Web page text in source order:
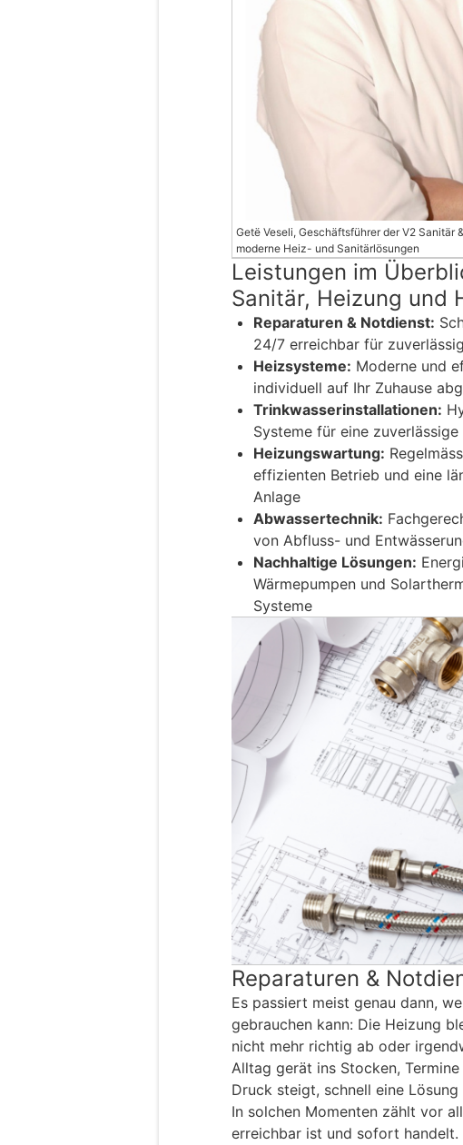
Getë Veseli, Geschäftsführer der V2 Sanitär
moderne Heiz- und Sanitärlösungen
Leistungen im
Sanitär, Heizung und
Reparaturen & Notdienst:
24/7 erreichbar für
Heizsysteme: Moderne und
individuell auf Ihr Zuhause
Trinkwasserinstallationen:
Systeme für eine
Heizungswartung:
effizienten Betrieb und eine
Anlage
Abwassertechnik:
von Abfluss- und
Nachhaltige Lösungen:
Wärmepumpen und
Systeme
Reparaturen &
Es passiert meist genau dann,
gebrauchen kann: Die Heizung
nicht mehr richtig ab oder
Alltag gerät ins Stocken,
Druck steigt, schnell eine Lösung
In solchen Momenten zählt vor
erreichbar ist und sofort handelt.